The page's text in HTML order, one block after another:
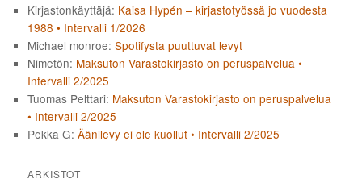
Kirjastonkäyttäjä: Kaisa Hypén – kirjastotyössä jo vuodesta
1988 • Intervalli 1/2026
Michael monroe:Spotifysta puuttuvat levyt
Nimetön: Maksuton Varastokirjasto on peruspalvelua •
Intervalli 2/2025
Tuomas Pelttari: Maksuton Varastokirjasto on peruspalvelua
• Intervalli 2/2025
Pekka G:Äänilevy ei ole kuollut • Intervalli 2/2025
ARKISTOT